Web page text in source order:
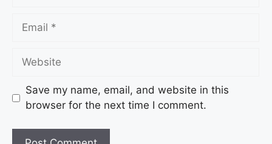
Save my name, email, and website in this
browser for the next time I comment.